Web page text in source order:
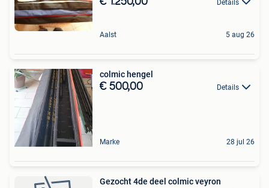
Details
Aalst 5 aug 26
colmic hengel
€ 500,00 Details
Marke 28 jul 26
Gezocht 4de deel colmic veyron